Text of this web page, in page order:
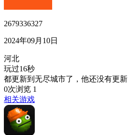
2679336327
2024年09月10日
河北
玩过16秒
都更新到无尽城市了，他还没有更新
0次浏览 1
相关游戏